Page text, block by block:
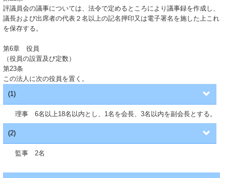
評議員会の議事については、法令で定めるところにより議事録を作成し、
議長および出席者の代表２名以上の記名押印又は電子署名を施した上これ
を保存する。
第6章 役員
（役員の設置及び定数）
第23条
この法人に次の役員を置く。
(1)
理事 6名以上18名以内とし、1名を会長、3名以内を副会長とする。
(2)
監事 2名